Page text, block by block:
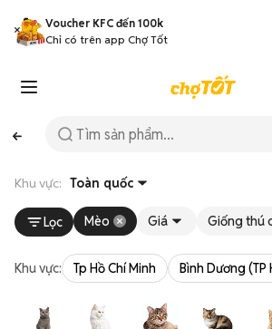
Voucher KFC đến 100k
Chỉ có trên app Chợ Tốt
Khu vực: Toàn quốc
Lọc Mèo Giá Giống thú
Khu vực: Tp Hồ Chí Minh Bình Dương (TP